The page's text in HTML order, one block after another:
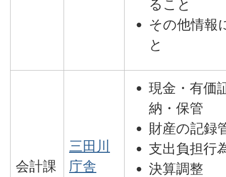
ること
その他情報
と
会計課
三田川
庁舎
現金・有価
納・保管
財産の記録
支出負担行
決算調整